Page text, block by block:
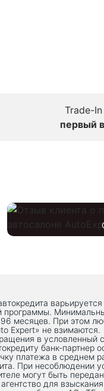
Trade-In
первый
программы.
месяцев. При этом
Expert» не взимаются.
в условленный
банк-партнер
платежа в среднем
При несоблюдении
могут быть
для